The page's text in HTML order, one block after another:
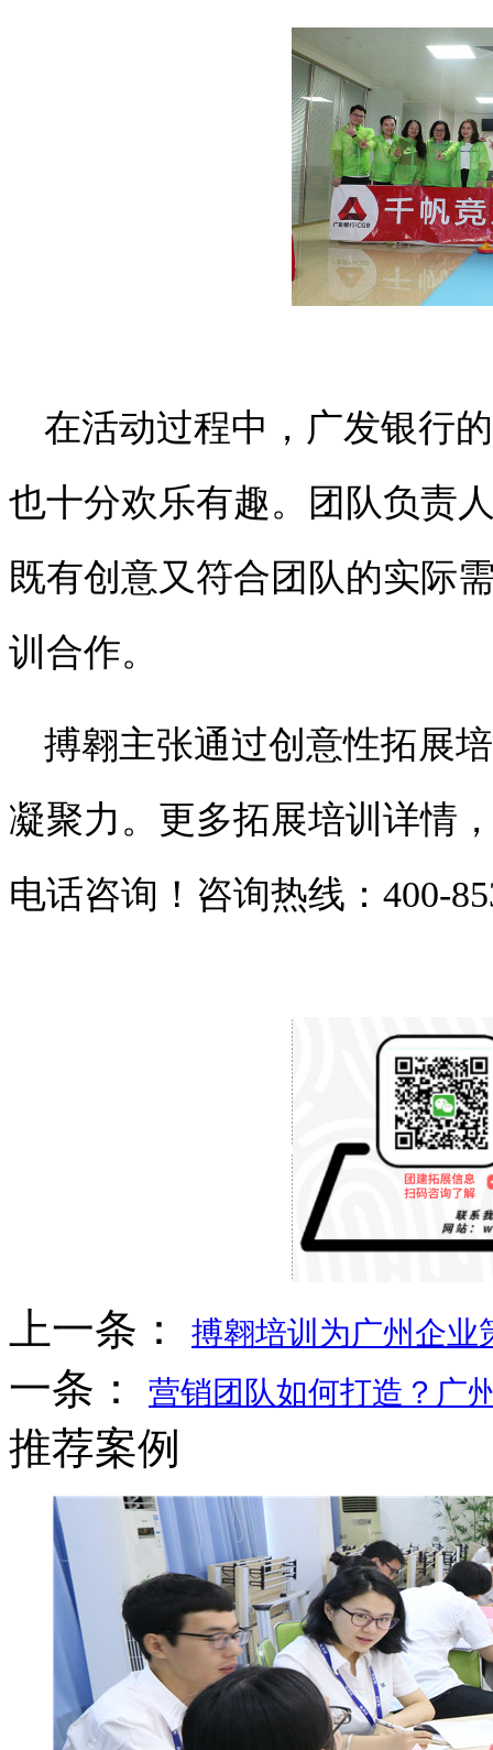
在活动过程中，广发银行
也十分欢乐有趣。团队负责
既有创意又符合团队的实际
训合作。
搏翱主张通过创意性拓展
凝聚力。更多拓展培训详情
电话咨询！咨询热线：400-
上一条： 搏翱培训为广州企业
一条： 营销团队如何打造？广
推荐案例